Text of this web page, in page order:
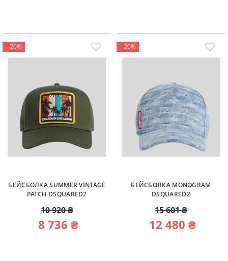
-20%
БЕЙСБОЛКА SUMMER VINTAGE
PATCH DSQUARED2
10 920 ₴
8 736 ₴
-20%
БЕЙСБОЛКА MONOGRAM
DSQUARED2
15 601 ₴
12 480 ₴